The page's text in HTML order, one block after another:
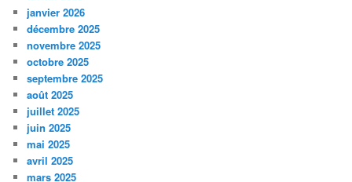
janvier 2026
décembre 2025
novembre 2025
octobre 2025
septembre 2025
août 2025
juillet 2025
juin 2025
mai 2025
avril 2025
mars 2025